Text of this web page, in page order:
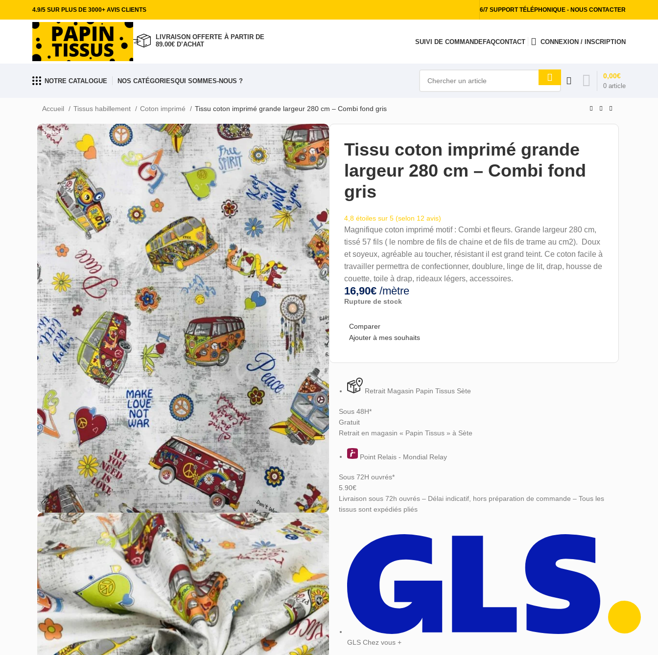
4.9/5 SUR PLUS DE 3000+ AVIS CLIENTS 6/7 SUPPORT TÉLÉPHONIQUE - NOUS CONTACTER
LIVRAISON OFFERTE À PARTIR DE
89.00€ D’ACHAT
SUIVI DE COMMANDEFAQCONTACT CONNEXION / INSCRIPTION
NOTRE CATALOGUE NOS CATÉGORIESQUI SOMMES-NOUS ?
0 article
0,00€
Accueil Tissus habillement Coton imprimé Tissu coton imprimé grande largeur 280 cm – Combi fond gris
ÉPUISÉ
Tissu coton imprimé grande
largeur 280 cm – Combi fond
gris
4,8 étoiles sur 5 (selon 12 avis)
Magnifique coton imprimé motif : Combi et fleurs. Grande largeur 280 cm,
tissé 57 fils ( le nombre de fils de chaine et de fils de trame au cm2). Doux
et soyeux, agréable au toucher, résistant il est grand teint. Ce coton facile à
travailler permettra de confectionner, doublure, linge de lit, drap, housse de
couette, toile à drap, rideaux légers, accessoires.
16,90€ /mètre
Rupture de stock
Comparer
Ajouter à mes souhaits
Retrait Magasin Papin Tissus Sète
Sous 48H*
Gratuit
Retrait en magasin « Papin Tissus » à Sète
Point Relais - Mondial Relay
Sous 72H ouvrés*
5.90€
Livraison sous 72h ouvrés – Délai indicatif, hors préparation de commande – Tous les
tissus sont expédiés pliés
GLS Chez vous +